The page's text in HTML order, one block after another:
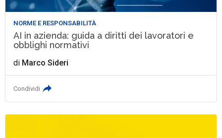
NORME E RESPONSABILITÀ
AI in azienda: guida a diritti dei lavoratori e
obblighi normativi
di Marco Sideri
Condividi